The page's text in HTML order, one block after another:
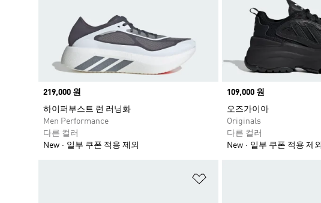
Price
219,000 원
하이퍼부스트 런 러닝화
Men Performance
다른 컬러
New
일부 쿠폰 적용 제외
Price
109,000 원
오즈가이아
Originals
다른 컬러
New
일부 쿠폰 적용 제외